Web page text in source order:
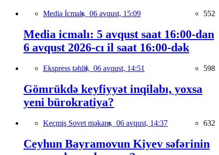
Media İcmalı, 06 avqust, 15:09 552
Media icmalı: 5 avqust saat 16:00-dan
6 avqust 2026-cı il saat 16:00-dək
Ekspress təhlil, 06 avqust, 14:51 598
Gömrükdə keyfiyyət inqilabı, yoxsa
yeni bürokratiya?
Keçmiş Sovet məkanı, 06 avqust, 14:37 632
Ceyhun Bayramovun Kiyev səfərinin